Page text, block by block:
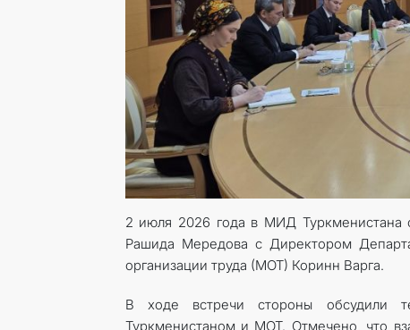
2 июля 2026 года в МИД Туркменистана
Рашида Мередова с Директором
организации труда (МОТ) Коринн Варга.
В ходе встречи стороны обсудили
Туркменистаном и МОТ. Отмечено, что